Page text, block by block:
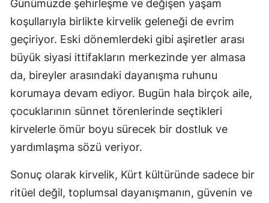
Günümüzde şehirleşme ve değişen yaşam
koşullarıyla birlikte kirvelik geleneği de evrim
geçiriyor. Eski dönemlerdeki gibi aşiretler arası
büyük siyasi ittifakların merkezinde yer almasa
da, bireyler arasındaki dayanışma ruhunu
korumaya devam ediyor. Bugün hala birçok aile,
çocuklarının sünnet törenlerinde seçtikleri
kirvelerle ömür boyu sürecek bir dostluk ve
yardımlaşma sözü veriyor.
Sonuç olarak kirvelik, Kürt kültüründe sadece bir
ritüel değil, toplumsal dayanışmanın, güvenin ve